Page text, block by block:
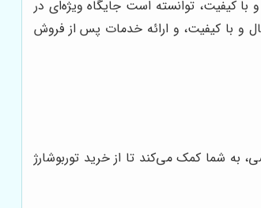
و با کیفیت، توانسته است جایگاه ویژه‌ای در
و با کیفیت، و ارائه خدمات پس از فروش
به شما کمک می‌کند تا از خرید توربوشارژ